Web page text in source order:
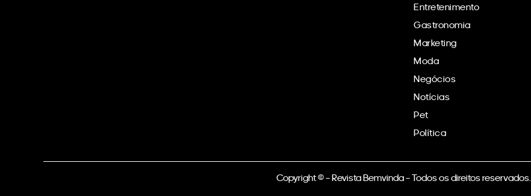
Entretenimento
Gastronomia
Marketing
Moda
Negócios
Notícias
Pet
Política
Copyright © – Revista Bemvinda – Todos os direitos reservados.